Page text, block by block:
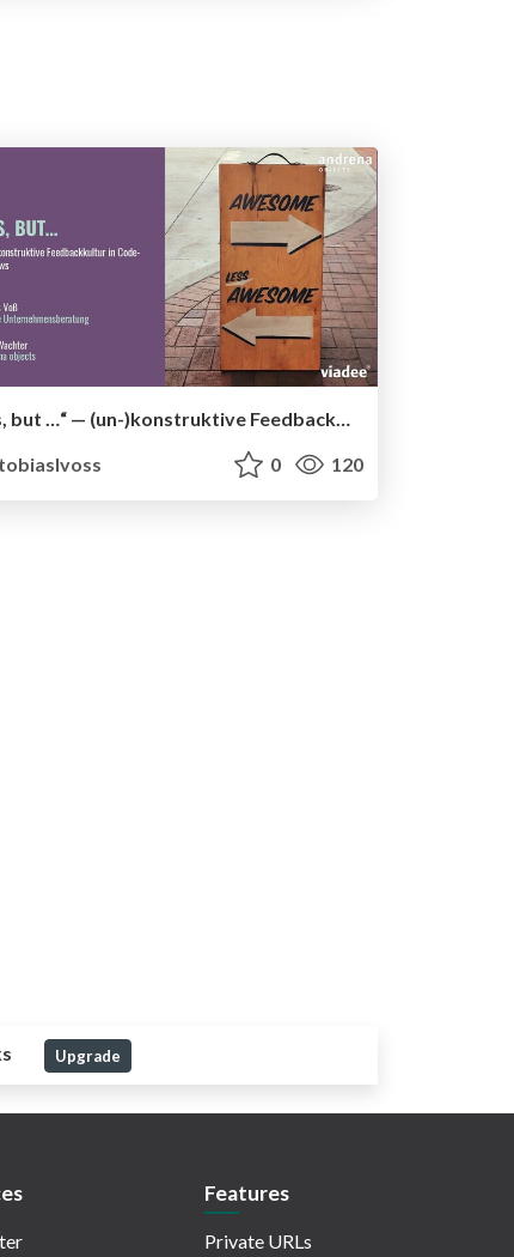
Yes, but …“ — (un-)konstruktive Feedbackkultur in Code Reviews
tobiaslvoss
0 120
Upgrade
Features
Private URLs